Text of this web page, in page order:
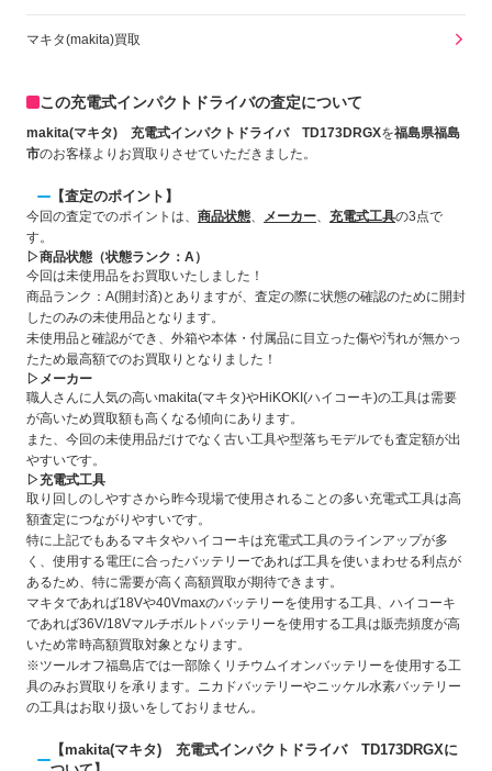
マキタ(makita)買取
この充電式インパクトドライバの査定について
makita(マキタ) 充電式インパクトドライバ TD173DRGXを福島県福島
市のお客様よりお買取りさせていただきました。
【査定のポイント】
今回の査定でのポイントは、 商品状態、 メーカー、 充電式工具の3点で
す。
▷商品状態（状態ランク：A）
今回は未使用品をお買取いたしました！
商品ランク：A(開封済)とありますが、査定の際に状態の確認のために開封
したのみの未使用品となります。
未使用品と確認ができ、外箱や本体・付属品に目立った傷や汚れが無かっ
たため最高額でのお買取りとなりました！
▷メーカー
職人さんに人気の高いmakita(マキタ)やHiKOKI(ハイコーキ)の工具は需要
が高いため買取額も高くなる傾向にあります。
また、今回の未使用品だけでなく古い工具や型落ちモデルでも査定額が出
やすいです。
▷充電式工具
取り回しのしやすさから昨今現場で使用されることの多い充電式工具は高
額査定につながりやすいです。
特に上記でもあるマキタやハイコーキは充電式工具のラインアップが多
く、使用する電圧に合ったバッテリーであれば工具を使いまわせる利点が
あるため、特に需要が高く高額買取が期待できます。
マキタであれば18Vや40Vmaxのバッテリーを使用する工具、ハイコーキ
であれば36V/18Vマルチボルトバッテリーを使用する工具は販売頻度が高
いため常時高額買取対象となります。
※ツールオフ福島店では一部除くリチウムイオンバッテリーを使用する工
具のみお買取りを承ります。ニカドバッテリーやニッケル水素バッテリー
の工具はお取り扱いをしておりません。
【makita(マキタ) 充電式インパクトドライバ TD173DRGXに